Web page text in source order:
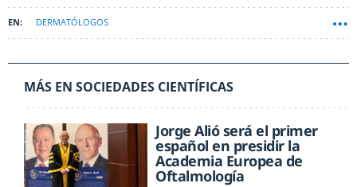
DERMATÓLOGOS
MÁS EN SOCIEDADES CIENTÍFICAS
Jorge Alió será el primer
español en presidir la
Academia Europea de
Oftalmología